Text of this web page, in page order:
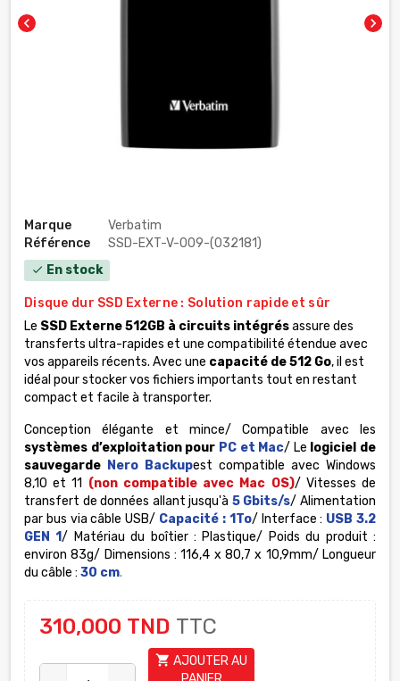
chevron_left chevron_right
Marque
Verbatim
Référence
SSD-EXT-V-009-(032181)
check En stock
Disque dur SSD Externe : Solution rapide et sûr
Le SSD Externe 512GB à circuits intégrésassure des
transferts ultra-rapides et une compatibilité étendue avec
vos appareils récents. Avec une capacité de 512 Go, il est
idéal pour stocker vos fichiers importants tout en restant
compact et facile à transporter.
Conception élégante et mince/ Compatible avec les
systèmes d’exploitation pour PC et Mac/ Le logiciel de
sauvegarde Nero Backupest compatible avec Windows
8,10 et 11 (non compatible avec Mac OS)/ Vitesses de
transfert de données allant jusqu'à 5 Gbits/s/ Alimentation
par bus via câble USB/ Capacité : 1To/ Interface : USB 3.2
GEN 1/ Matériau du boîtier : Plastique/ Poids du produit :
environ 83g/ Dimensions : 116,4 x 80,7 x 10,9mm/ Longueur
du câble : 30 cm.
310,000 TND TTC
shopping_cart AJOUTER AU